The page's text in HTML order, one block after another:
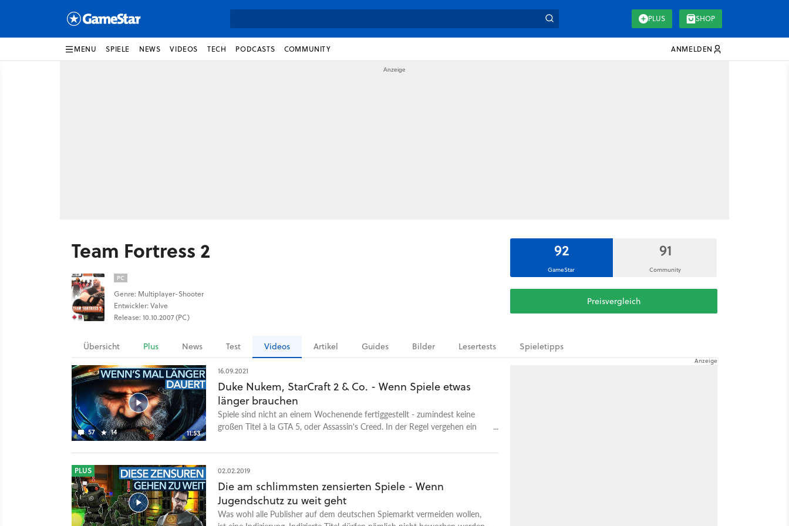
PLUS SHOP
MENU SPIELE NEWS VIDEOS TECH PODCASTS COMMUNITY ANMELDEN
Team Fortress 2
PC
Genre: Multiplayer-Shooter
Entwickler: Valve
Release: 10.10.2007 (PC)
92
GameStar
91
Community
Preisvergleich
Übersicht Plus News Test Videos Artikel Guides Bilder Lesertests Spieletipps
57 14 11:53
16.09.2021
Duke Nukem, StarCraft 2 & Co. - Wenn Spiele etwas
länger brauchen
Spiele sind nicht an einem Wochenende fertiggestellt - zumindest keine
großen Titel à la GTA 5, oder Assassin's Creed. In der Regel vergehen ein
überall perfekt. Vorhang auf für Duke Nukem Forever: Der Ego-Shooter ist
endete. Es gibt aber noch mehr solcher Spiele, die deutlich länger als viele
andere im Entstehungsprozess gebraucht haben - wie Micha und Dimi im
Podcast auch bereits festgestellt haben. Manchmal sind dafür falsche
Visionen schuld, manchmal eine Einstellung und manchmal ist die Technik
PLUS 02.02.2019
Die am schlimmsten zensierten Spiele - Wenn
Jugendschutz zu weit geht
Was wohl alle Publisher auf dem deutschen Spiemarkt vermeiden wollen,